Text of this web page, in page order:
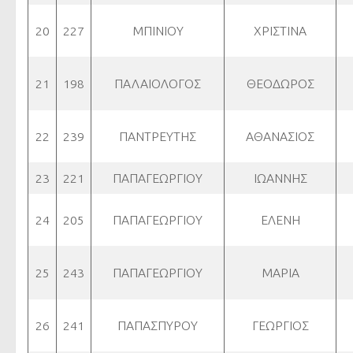
20 227 ΜΠΙΝΙΟΥ ΧΡΙΣΤΙΝΑ
21 198 ΠΑΛΑΙΟΛΟΓΟΣ ΘΕΟΔΩΡΟΣ
22 239 ΠΑΝΤΡΕΥΤΗΣ ΑΘΑΝΑΣΙΟΣ
23 221 ΠΑΠΑΓΕΩΡΓΙΟΥ ΙΩΑΝΝΗΣ
24 205 ΠΑΠΑΓΕΩΡΓΙΟΥ ΕΛΕΝΗ
25 243 ΠΑΠΑΓΕΩΡΓΙΟΥ ΜΑΡΙΑ
26 241 ΠΑΠΑΣΠΥΡΟΥ ΓΕΩΡΓΙΟΣ